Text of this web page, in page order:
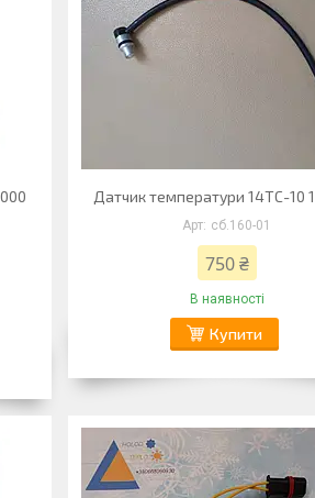
Датчик температури 14ТС-10
сб.160-01
750 ₴
В наявності
Купити